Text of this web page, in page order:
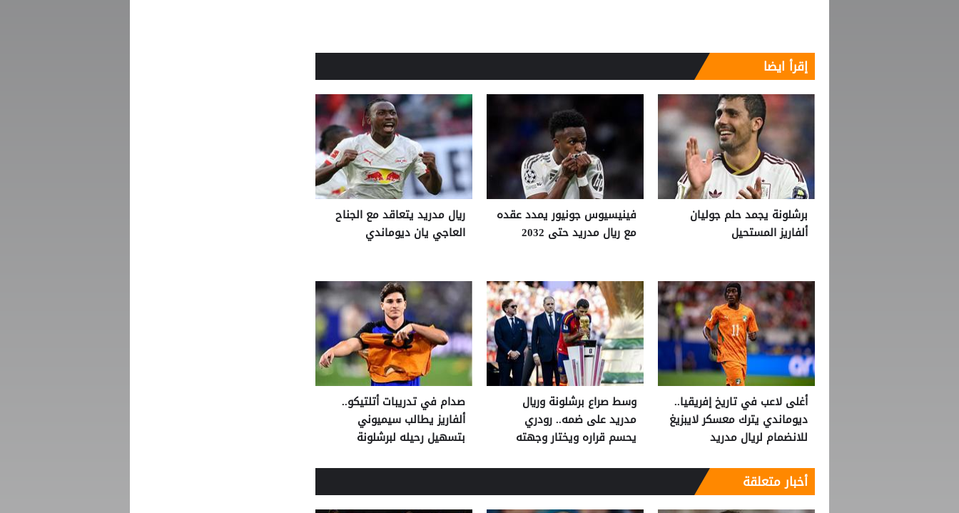
إقرأ ايضا
برشلونة يجمد حلم جوليان
ألفاريز المستحيل
فينيسيوس جونيور يمدد عقده
مع ريال مدريد حتى 2032
ريال مدريد يتعاقد مع الجناح
العاجي يان ديوماندي
أغلى لاعب في تاريخ إفريقيا..
ديوماندي يترك معسكر لايبزيغ
للانضمام لريال مدريد
وسط صراع برشلونة وريال
مدريد على ضمه.. رودري
يحسم قراره ويختار وجهته
صدام في تدريبات أتلتيكو..
ألفاريز يطالب سيميوني
بتسهيل رحيله لبرشلونة
أخبار متعلقة